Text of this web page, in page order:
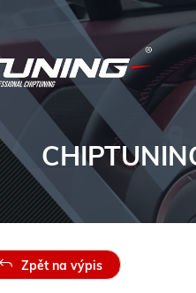
Zpět na výpis